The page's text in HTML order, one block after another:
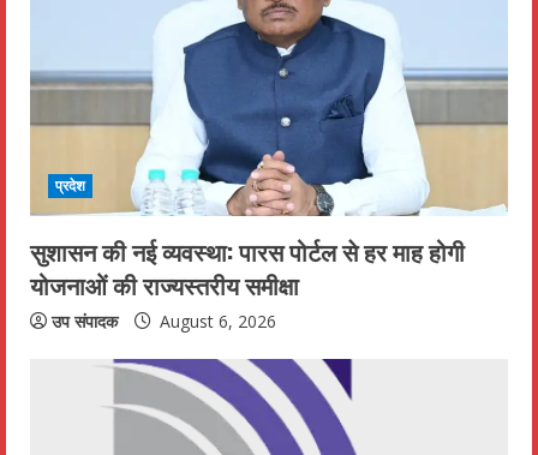
a
d
n
g
प्रदेश
सुशासन की नई व्यवस्था: पारस पोर्टल से हर माह होगी
योजनाओं की राज्यस्तरीय समीक्षा
उप संपादक August 6, 2026